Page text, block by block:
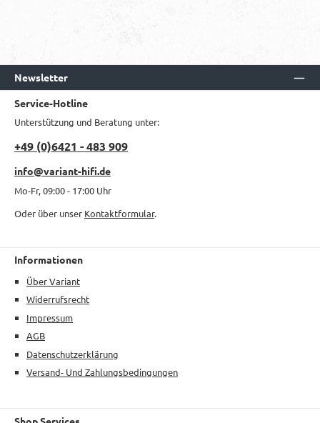
Newsletter
Service-Hotline
Unterstützung und Beratung unter:
+49 (0)6421 - 483 909
info@variant-hifi.de
Mo-Fr, 09:00 - 17:00 Uhr
Oder über unser Kontaktformular.
Informationen
Über Variant
Widerrufsrecht
Impressum
AGB
Datenschutzerklärung
Versand- Und Zahlungsbedingungen